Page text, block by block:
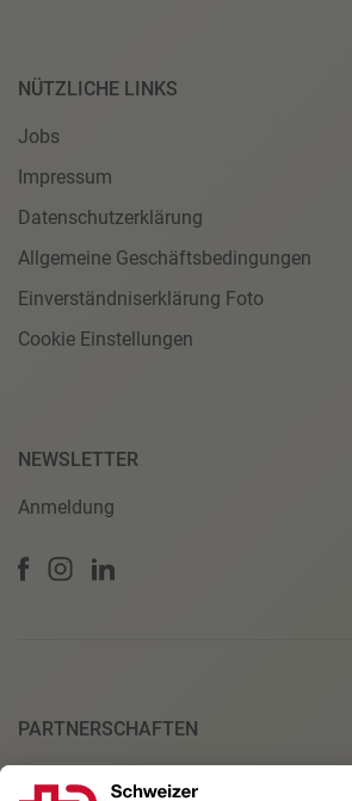
NÜTZLICHE LINKS
Jobs
Impressum
Datenschutzerklärung
Allgemeine Geschäftsbedingungen
Einverständniserklärung Foto
Cookie Einstellungen
NEWSLETTER
Anmeldung
PARTNERSCHAFTEN